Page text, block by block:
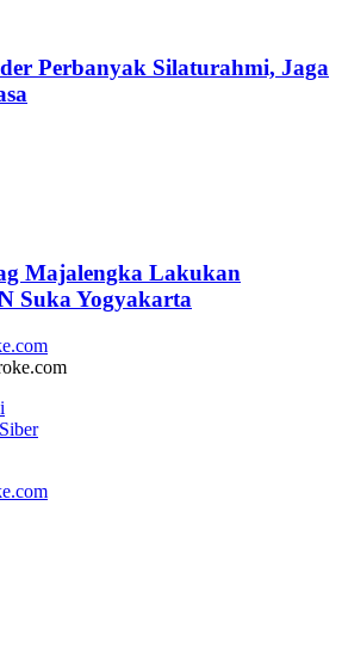
Perbanyak Silaturahmi, Jaga
Majalengka Lakukan
Suka Yogyakarta